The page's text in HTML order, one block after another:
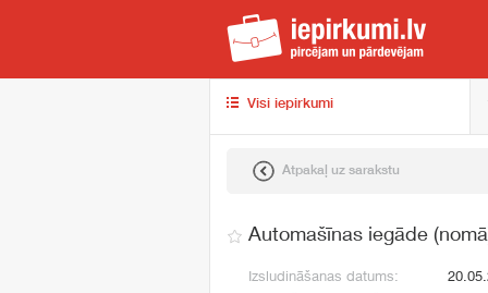
Visi iepirkumi
Atpakaļ uz sarakstu
Automašīnas iegāde
Izsludināšanas datums: